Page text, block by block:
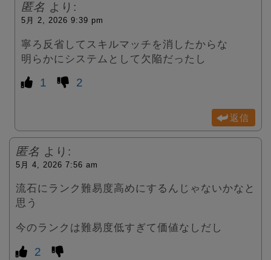
匿名 より:
5月 2, 2026 9:39 pm
寧ろ反省してスキルマッチを消したからな
明らかにシステムとして欠陥だったし
1 2
返信
匿名 より:
5月 4, 2026 7:56 am
流石にランク難易度高めにするんじゃないかなと
思う
今のランクは難易度低すぎて価値なしだし
2